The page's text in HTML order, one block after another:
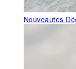
Nouveautés